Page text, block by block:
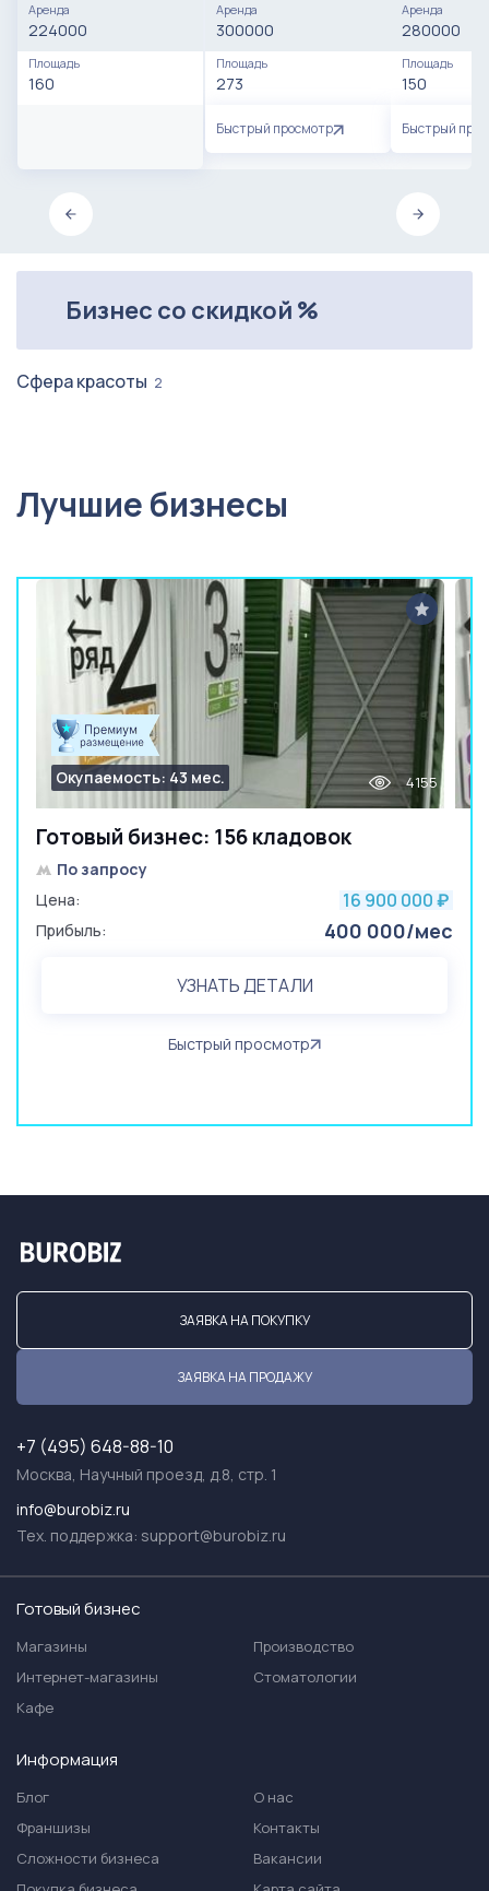
Аренда
224000
Площадь
160
Аренда
300000
Площадь
273
Быстрый просмотр
Аренда
280000
Площадь
150
Быстрый
Бизнес со скидкой %
Сфера красоты 2
Лучшие бизнесы
Готовый бизнес: 156 кладовок
Окупаемость: 43 мес. 4155
По запросу
Цена:
16 900 000 ₽
Прибыль: 400 000/мес
УЗНАТЬ ДЕТАЛИ
Быстрый просмотр
ЗАЯВКА НА ПОКУПКУ
ЗАЯВКА НА ПРОДАЖУ
+7 (495) 648-88-10
Москва, Научный проезд, д.8, стр. 1
info@burobiz.ru
Тех. поддержка: support@burobiz.ru
Готовый бизнес
Магазины
Интернет-магазины
Кафе
Производство
Стоматологии
Информация
Блог
Франшизы
Сложности бизнеса
О нас
Контакты
Вакансии